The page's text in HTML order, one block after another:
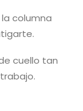
columna
cuello tan